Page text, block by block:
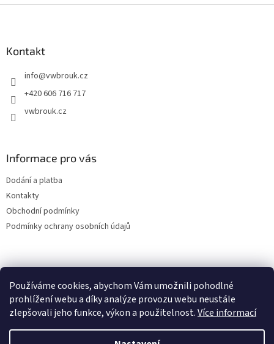
Používáme cookies, abychom Vám umožnili pohodlné
prohlížení webu a díky analýze provozu webu neustále
zlepšovali jeho funkce, výkon a použitelnost.Více informací
Kontakt
info@vwbrouk.cz
+420 606 716 717
vwbrouk.cz
Informace pro vás
Dodání a platba
Kontakty
Obchodní podmínky
Podmínky ochrany osobních údajů